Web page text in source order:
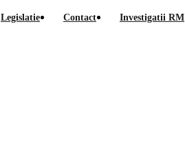
Legislatie Contact Investigatii RM